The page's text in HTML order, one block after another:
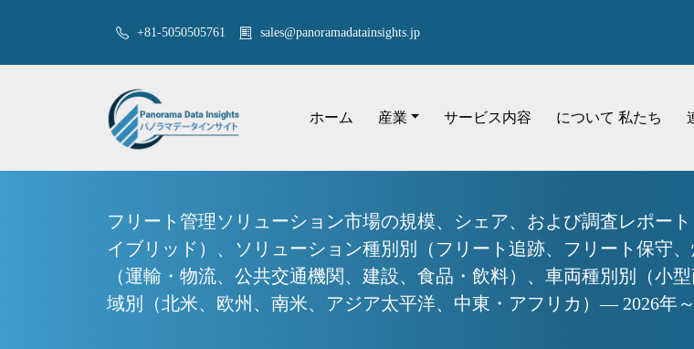
+81-5050505761 sales@panoramadatainsights.jp
ホーム 産業 サービス内容 について 私たち
フリート管理ソリューション市場の規模、シェア、および調査レポー
イブリッド）、ソリューション種別別（フリート追跡、フリート保守
（運輸・物流、公共交通機関、建設、食品・飲料）、車両種別別（小
域別（北米、欧州、南米、アジア太平洋、中東・アフリカ）— 2026年